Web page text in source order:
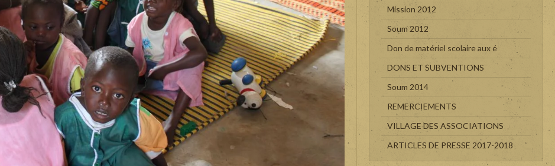
Mission 2012
Soum 2012
Don de matériel scolaire aux é
DONS ET SUBVENTIONS
Soum 2014
REMERCIEMENTS
VILLAGE DES ASSOCIATIONS
ARTICLES DE PRESSE 2017-2018